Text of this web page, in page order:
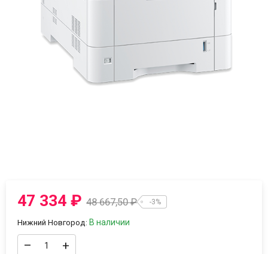
47 334₽ 48 667,50₽ -3%
Нижний Новгород: В наличии
– +